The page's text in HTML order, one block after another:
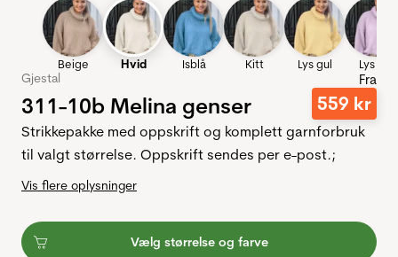
Beige Hvid Isblå Kitt Lys gul Lys lila
Gjestal
311-10b Melina genser
Fra
559 kr
Strikkepakke med oppskrift og komplett garnforbruk
til valgt størrelse. Oppskrift sendes per e-post.;
Vis flere oplysninger
Vælg størrelse og farve